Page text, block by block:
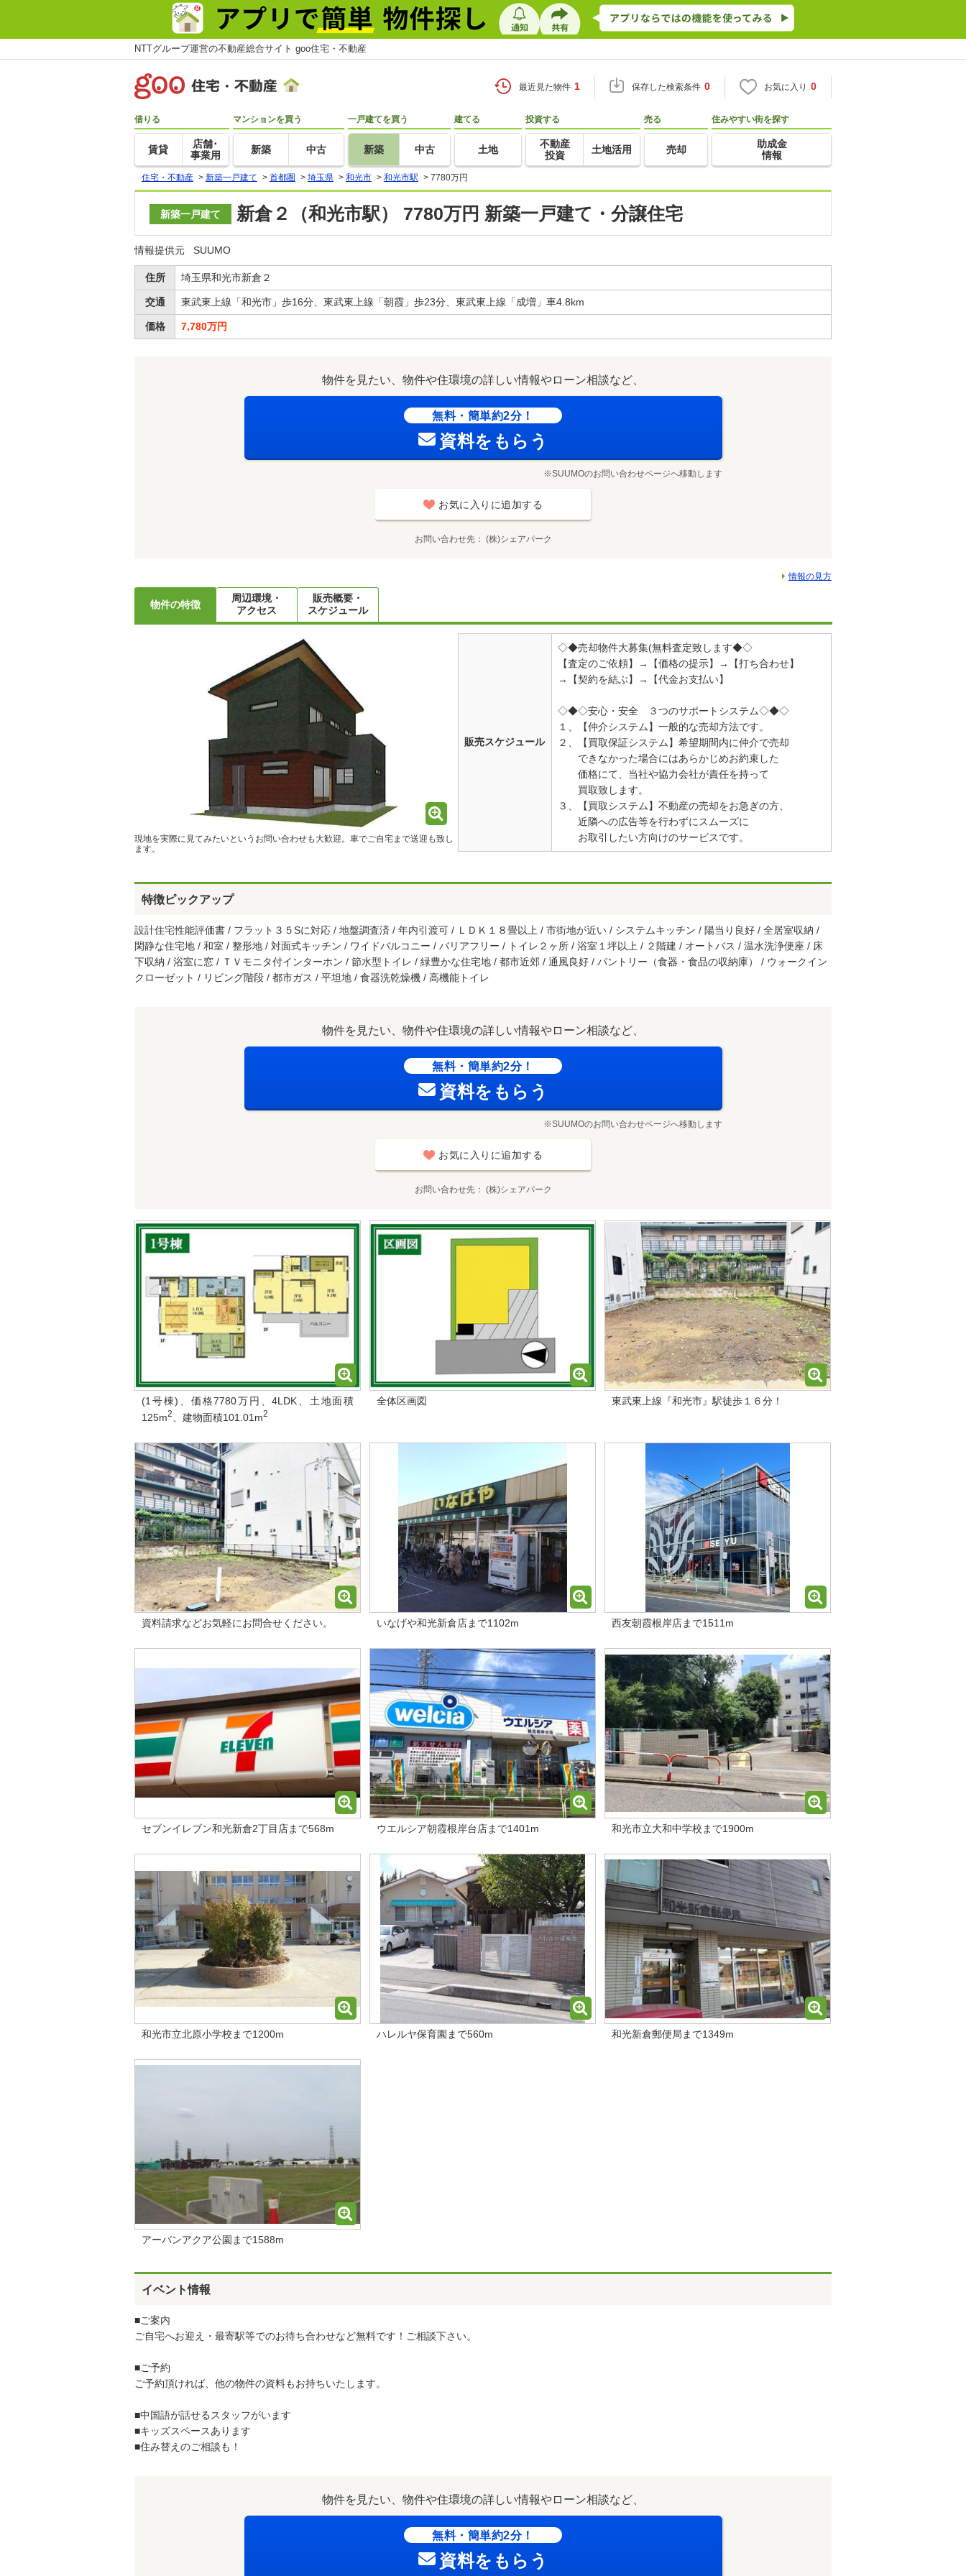
NTTグループ運営の不動産総合サイト goo住宅・不動産
最近見た物件 1 保存した検索条件 0 お気に入り 0
借りる
賃貸
店舗･
事業用
マンションを買う
新築 中古
一戸建てを買う
新築 中古
建てる
土地
投資する
不動産
投資
土地活用
売る
売却
住みやすい街を探す
助成金
情報
住宅・不動産 > 新築一戸建て > 首都圏 > 埼玉県 > 和光市 > 和光市駅 > 7780万円
新築一戸建て 新倉２（和光市駅） 7780万円 新築一戸建て・分譲住宅
情報提供元 SUUMO
住所 埼玉県和光市新倉２
交通 東武東上線「和光市」歩16分、東武東上線「朝霞」歩23分、東武東上線「成増」車4.8km
価格 7,780万円
物件を見たい、物件や住環境の詳しい情報やローン相談など、
無料・簡単約2分！
資料をもらう
※SUUMOのお問い合わせページへ移動します
お気に入りに追加する
お問い合わせ先 (株)シェアパーク
情報の見方
物件の特徴
周辺環境・
アクセス
販売概要・
スケジュール
現地を実際に見てみたいというお問い合わせも大歓迎。車でご自宅まで送迎も致し
ます。
販売スケジュール
◇◆売却物件大募集(無料査定致します◆◇
【査定のご依頼】→【価格の提示】→【打ち合わせ】
→【契約を結ぶ】→【代金お支払い】
◇◆◇安心・安全 ３つのサポートシステム◇◆◇
１、【仲介システム】一般的な売却方法です。
２、【買取保証システム】希望期間内に仲介で売却
できなかった場合にはあらかじめお約束した
価格にて、当社や協力会社が責任を持って
買取致します。
３、【買取システム】不動産の売却をお急ぎの方、
近隣への広告等を行わずにスムーズに
お取引したい方向けのサービスです。
特徴ピックアップ
設計住宅性能評価書 / フラット３５Sに対応 / 地盤調査済 / 年内引渡可 / ＬＤＫ１８畳以上 / 市街地が近い / システムキッチン / 陽当り良好 / 全居室収納 /
閑静な住宅地 / 和室 / 整形地 / 対面式キッチン / ワイドバルコニー / バリアフリー / トイレ２ヶ所 / 浴室１坪以上 / ２階建 / オートバス / 温水洗浄便座 / 床
下収納 / 浴室に窓 / ＴＶモニタ付インターホン / 節水型トイレ / 緑豊かな住宅地 / 都市近郊 / 通風良好 / パントリー（食器・食品の収納庫） / ウォークイン
クローゼット / リビング階段 / 都市ガス / 平坦地 / 食器洗乾燥機 / 高機能トイレ
物件を見たい、物件や住環境の詳しい情報やローン相談など、
無料・簡単約2分！
資料をもらう
※SUUMOのお問い合わせページへ移動します
お気に入りに追加する
お問い合わせ先 (株)シェアパーク
(1号棟)、価格7780万円、4LDK、土地面積
125m2 、建物面積101.01m2
全体区画図 東武東上線『和光市』駅徒歩１６分！
資料請求などお気軽にお問合せください。 いなげや和光新倉店まで1102m 西友朝霞根岸店まで1511m
セブンイレブン和光新倉2丁目店まで568m ウエルシア朝霞根岸台店まで1401m 和光市立大和中学校まで1900m
和光市立北原小学校まで1200m ハレルヤ保育園まで560m 和光新倉郵便局まで1349m
アーバンアクア公園まで1588m
イベント情報
■ご案内
ご自宅へお迎え・最寄駅等でのお待ち合わせなど無料です！ご相談下さい。
■ご予約
ご予約頂ければ、他の物件の資料もお持ちいたします。
■中国語が話せるスタッフがいます
■キッズスペースあります
■住み替えのご相談も！
物件を見たい、物件や住環境の詳しい情報やローン相談など、
無料・簡単約2分！
資料をもらう